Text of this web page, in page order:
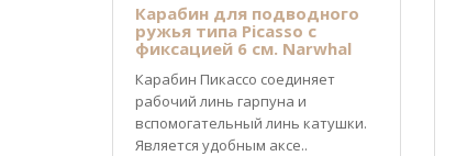
Карабин для подводного
ружья типа Picasso с
фиксацией 6 см. Narwhal
Карабин Пикассо соединяет
рабочий линь гарпуна и
вспомогательный линь катушки.
Является удобным аксе..